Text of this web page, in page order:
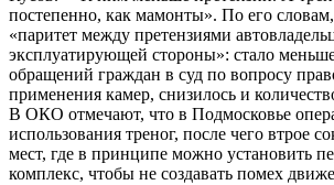
постепенно, как мамонты». По его
«паритет между претензиями
эксплуатирующей стороны»: стало
обращений граждан в суд по вопросу
применения камер, снизилось и
В ОКО отмечают, что в Подмосковье
использования треног, после чего втрое
мест, где в принципе можно установить
комплекс, чтобы не создавать помех